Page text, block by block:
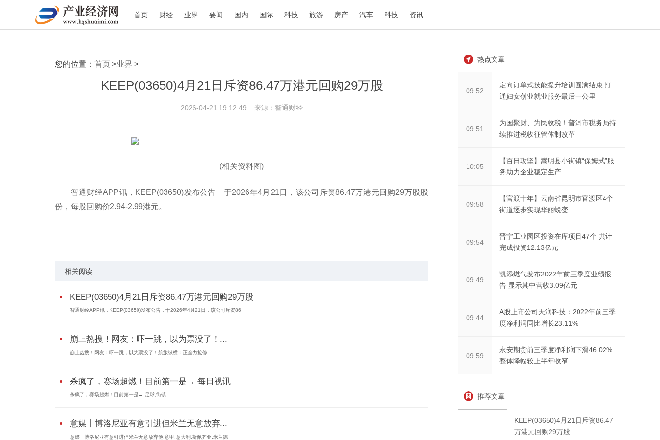
首页 财经 业界 要闻 国内 国际 科技 旅游 房产 汽车 科技 资讯
您的位置： 首页 >业界 >
KEEP(03650)4月21日斥资86.47万港元回购29万股
2026-04-21 19:12:49 来源：智通财经
(相关资料图)
智通财经APP讯，KEEP(03650)发布公告，于2026年4月21日，该公司斥资86.47万港元回购29万股股
份，每股回购价2.94-2.99港元。
相关阅读
KEEP(03650)4月21日斥资86.47万港元回购29万股
智通财经APP讯，KEEP(03650)发布公告，于2026年4月21日，该公司斥资86
崩上热搜！网友：吓一跳，以为票没了！...
崩上热搜！网友：吓一跳，以为票没了！航旅纵横：正全力抢修
杀疯了，赛场超燃！目前第一是→ 每日视讯
杀疯了，赛场超燃！目前第一是→,足球,街镇
意媒丨博洛尼亚有意引进但米兰无意放弃...
意媒丨博洛尼亚有意引进但米兰无意放弃他,意甲,意大利,斯佩齐亚,米兰德
热点文章
09:52
定向订单式技能提升培训圆满结束 打
通妇女创业就业服务最后一公里
09:51
为国聚财、为民收税！普洱市税务局持
续推进税收征管体制改革
10:05
【百日攻坚】嵩明县小街镇“保姆式”服
务助力企业稳定生产
09:58
【官渡十年】云南省昆明市官渡区4个
街道逐步实现华丽蜕变
09:54
晋宁工业园区投资在库项目47个 共计
完成投资12.13亿元
09:49
凯添燃气发布2022年前三季度业绩报
告 显示其中营收3.09亿元
09:44
A股上市公司天润科技：2022年前三季
度净利润同比增长23.11%
09:59
永安期货前三季度净利润下滑46.02%
整体降幅较上半年收窄
推荐文章
KEEP(03650)4月21日斥资86.47
万港元回购29万股